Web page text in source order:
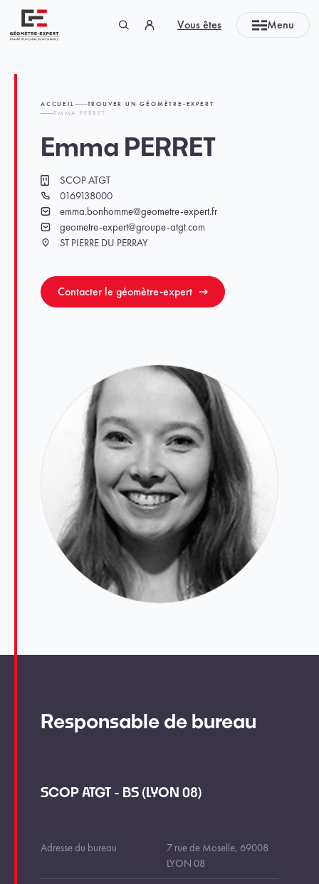
Vous êtes Menu
ACCUEIL
TROUVER UN GÉOMÈTRE-EXPERT
EMMA PERRET
Emma PERRET
CabinetSCOP ATGT
Téléphone
0169138000
Emailemma.bonhomme@geometre-expert.fr
Emailgeometre-expert@groupe-atgt.com
Ville
ST PIERRE DU PERRAY
Contacter le géomètre-expert
Responsable de bureau
SCOP ATGT - BS (LYON 08)
Adresse du bureau
7 rue de Moselle, 69008
LYON 08
Panneau de gestion des cookies